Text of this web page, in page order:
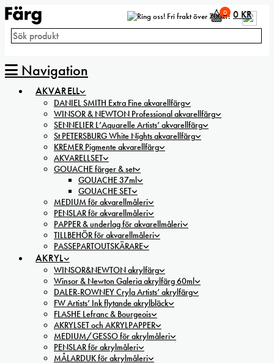
Fri frakt över 700kr!
Navigation
0 0 KR
AKVARELL
DANIEL SMITH Extra Fine akvarellfärg
WINSOR & NEWTON Professional akvarellfärg
SENNELIER L’Aquarelle Artists’ akvarellfärg
St PETERSBURG White Nights akvarellfärg
KREMER Pigmente akvarellfärg
AKVARELLSET
GOUACHE färger & set
GOUACHE 37ml
GOUACHE SET
MEDIUM för akvarellmåleri
PENSLAR för akvarellmåleri
PAPPER & underlag för akvarellmåleri
TILLBEHÖR för akvarellmåleri
PASSEPARTOUTSKÄRARE
AKRYL
WINSOR&NEWTON akrylfärg
Winsor & Newton Galeria akrylfärg 60ml
DALER-ROWNEY Cryla Artists’ akrylfärg
FW Artists’ Ink flytande akrylbläck
FLASHE Lefranc & Bourgeois
AKRYLSET och AKRYLPAPPER
MEDIUM/GESSO för akrylmåleri
PENSLAR för akrylmåleri
MÅLARDUK för akrylmåleri